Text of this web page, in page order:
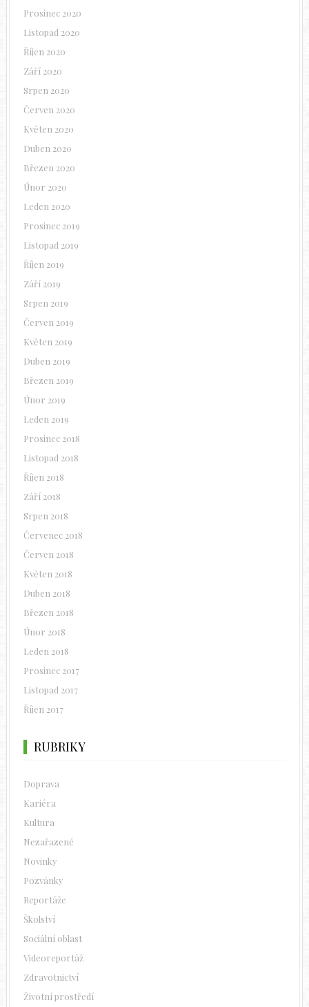
Prosinec 2020
Listopad 2020
Říjen 2020
Září 2020
Srpen 2020
Červen 2020
Květen 2020
Duben 2020
Březen 2020
Únor 2020
Leden 2020
Prosinec 2019
Listopad 2019
Říjen 2019
Září 2019
Srpen 2019
Červen 2019
Květen 2019
Duben 2019
Březen 2019
Únor 2019
Leden 2019
Prosinec 2018
Listopad 2018
Říjen 2018
Září 2018
Srpen 2018
Červenec 2018
Červen 2018
Květen 2018
Duben 2018
Březen 2018
Únor 2018
Leden 2018
Prosinec 2017
Listopad 2017
Říjen 2017
RUBRIKY
Doprava
Kariéra
Kultura
Nezařazené
Novinky
Pozvánky
Reportáže
Školství
Sociální oblast
Videoreportáž
Zdravotnictví
Životní prostředí